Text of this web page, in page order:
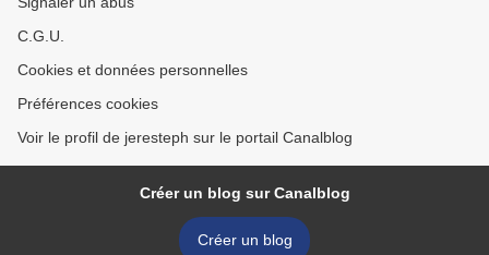
C.G.U.
Cookies et données personnelles
Préférences cookies
Voir le profil de jeresteph sur le portail Canalblog
Créer un blog sur Canalblog
Créer un blog